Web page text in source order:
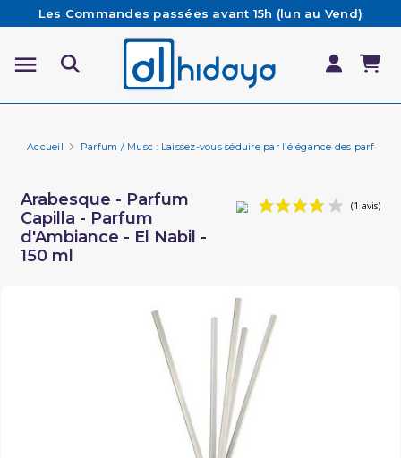
Les Commandes passées avant 15h (lun au Vend)
sont préparées et expédiées le jour même
Besoin d'aide ? Retrouvez notre FAQ
Livraison offerte à partir de 65€ d'achat*
Accueil Parfum / Musc : Laissez-vous séduire par l’élégance des parfums
Arabesque - Parfum
Capilla - Parfum
d'Ambiance - El Nabil -
150 ml